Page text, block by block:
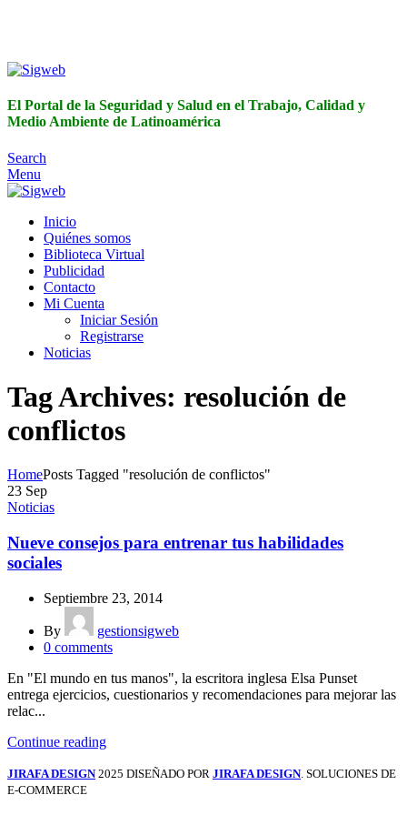
El Portal de la Seguridad y Salud en el Trabajo, Calidad y
Medio Ambiente de Latinoamérica
Search
Menu
Inicio
Quiénes somos
Biblioteca Virtual
Publicidad
Contacto
Mi Cuenta
Iniciar Sesión
Registrarse
Noticias
Tag Archives: resolución de
conflictos
HomePosts Tagged "resolución de conflictos"
23 Sep
Noticias
Nueve consejos para entrenar tus habilidades
sociales
Septiembre 23, 2014
By
gestionsigweb
0 comments
En "El mundo en tus manos", la escritora inglesa Elsa Punset
entrega ejercicios, cuestionarios y recomendaciones para mejorar las
relac...
Continue reading
JIRAFA DESIGN 2025 DISEÑADO POR JIRAFA DESIGN. SOLUCIONES DE
E-COMMERCE